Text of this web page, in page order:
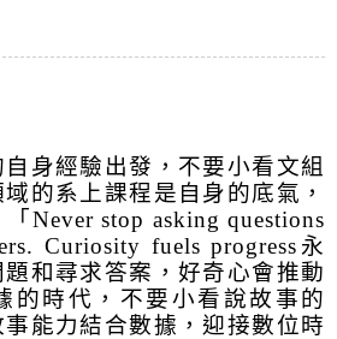
身經驗出發，不要小看文組
的系上課程是自身的底氣，
Never stop asking questions
Curiosity fuels progress永
和尋求答案，好奇心會推動
的時代，不要小看說故事的
能力結合數據，迎接數位時